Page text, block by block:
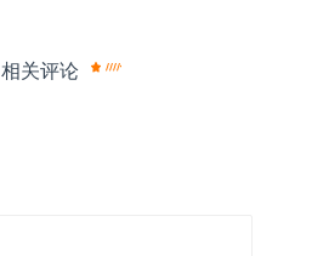
相关评论